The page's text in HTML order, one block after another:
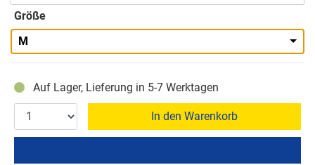
Größe
M
Auf Lager, Lieferung in 5-7 Werktagen
In den Warenkorb